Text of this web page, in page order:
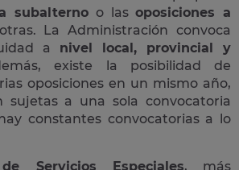
subalterno o lasoposiciones a
La Administración convoca
a nivel local, provincial y
existe la posibilidad de
oposiciones en un mismo año,
a una sola convocatoria
constantes convocatorias a lo
Servicios Especiales, más